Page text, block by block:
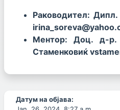
Раководител:
Ментор: Доц. д-р.
Стаменковиќ
Датум на објава: